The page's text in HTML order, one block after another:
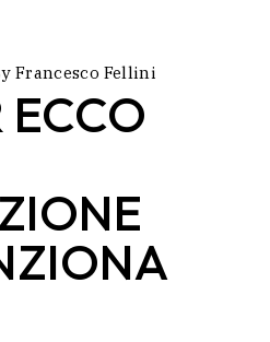
Francesco Fellini